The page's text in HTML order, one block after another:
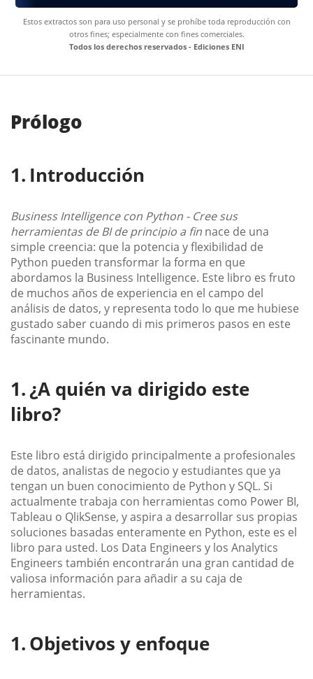
Estos extractos son para uso personal y se prohíbe toda reproducción con
otros fines; especialmente con fines comerciales.
Todos los derechos reservados - Ediciones ENI
Prólogo
Introducción
Business Intelligence con Python - Cree sus
herramientas de BI de principio a fin nace de una
simple creencia: que la potencia y flexibilidad de
Python pueden transformar la forma en que
abordamos la Business Intelligence. Este libro es fruto
de muchos años de experiencia en el campo del
análisis de datos, y representa todo lo que me hubiese
gustado saber cuando di mis primeros pasos en este
fascinante mundo.
¿A quién va dirigido este
libro?
Este libro está dirigido principalmente a profesionales
de datos, analistas de negocio y estudiantes que ya
tengan un buen conocimiento de Python y SQL. Si
actualmente trabaja con herramientas como Power BI,
Tableau o QlikSense, y aspira a desarrollar sus propias
soluciones basadas enteramente en Python, este es el
libro para usted. Los Data Engineers y los Analytics
Engineers también encontrarán una gran cantidad de
valiosa información para añadir a su caja de
herramientas.
Objetivos y enfoque